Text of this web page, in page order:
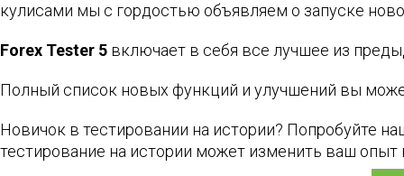
кулисами мы с гордостью объявляем о запуске
Forex Tester 5 включает в себя все лучшее из
Полный список новых функций и улучшений вы
Новичок в тестировании на истории? Попробуйте
тестирование на истории может изменить ваш опыт